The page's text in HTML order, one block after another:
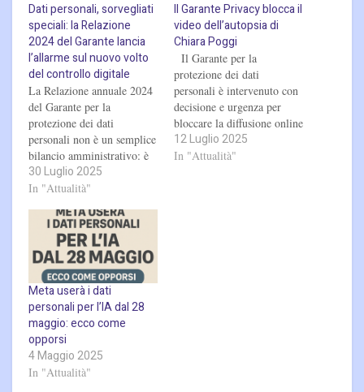
Dati personali, sorvegliati
speciali: la Relazione
2024 del Garante lancia
l’allarme sul nuovo volto
del controllo digitale
La Relazione annuale 2024
del Garante per la
protezione dei dati
personali non è un semplice
bilancio amministrativo: è
un atto politico, un grido
d’allarme travestito da
oltre 200 pagine, l’Autorità
disegna lo scenario attuale
della protezione dei dati in
Italia, affrontando temi che
toccano la carne…
30 Luglio 2025
In "Attualità"
Il Garante Privacy blocca il
video dell’autopsia di
Chiara Poggi
Il Garante per la
protezione dei dati
personali è intervenuto con
decisione e urgenza per
bloccare la diffusione online
di un video contenente
immagini dell’autopsia di
12 Luglio 2025
In "Attualità"
Meta userà i dati
personali per l’IA dal 28
maggio: ecco come
opporsi
4 Maggio 2025
In "Attualità"